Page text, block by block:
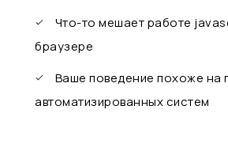
Что-то мешает работе
браузере
Ваше поведение похоже на
автоматизированных систем